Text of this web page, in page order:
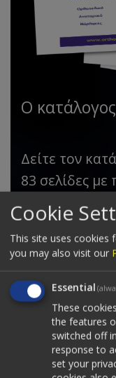
Ο
Δείτε τον
83 σελίδες με
Ορθοπεδικά
Αναπηρικά
Νάρθηκες
Τεχνικά μέλη
Κηδεμόνες
Σκολίωση
Κατεβάστε το
Δείτε τον
Cookie
This site uses cookies
you may also visit our
Essential
These
the features
switched off
response to
set your